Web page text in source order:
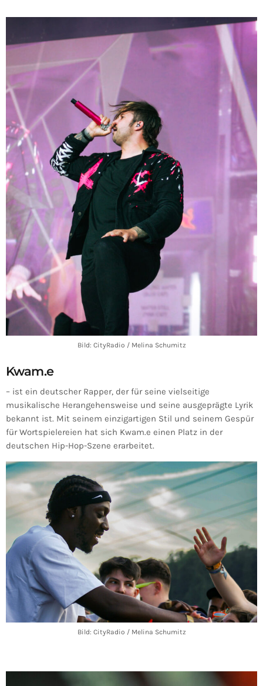
Bild: CityRadio / Melina Schumitz
Kwam.e
– ist ein deutscher Rapper, der für seine vielseitige
musikalische Herangehensweise und seine ausgeprägte Lyrik
bekannt ist. Mit seinem einzigartigen Stil und seinem Gespür
für Wortspielereien hat sich Kwam.e einen Platz in der
deutschen Hip-Hop-Szene erarbeitet.
Bild: CityRadio / Melina Schumitz